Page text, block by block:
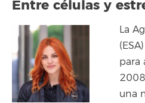
Entre células y
La
para
una